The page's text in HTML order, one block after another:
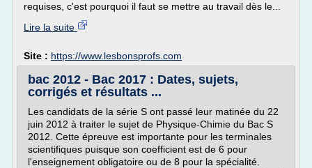
requises, c'est pourquoi il faut se mettre au travail dès le...
Lire la suite
Site : https://www.lesbonsprofs.com
bac 2012 - Bac 2017 : Dates, sujets,
corrigés et résultats ...
Les candidats de la série S ont passé leur matinée du 22
juin 2012 à traiter le sujet de Physique-Chimie du Bac S
2012. Cette épreuve est importante pour les terminales
scientifiques puisque son coefficient est de 6 pour
l'enseignement obligatoire ou de 8 pour la spécialité.